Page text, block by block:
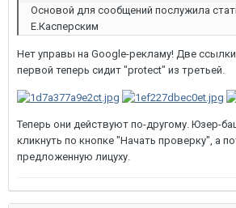
Основой для сообщений послужила
Е.Касперским
Нет управы на Google-рекламу! Две
первой теперь сидит "protect" из третьей.
Теперь они действуют по-другому. Юзер-
кликнуть по кнопке "Начать проверку", а
предложенную лицуху.